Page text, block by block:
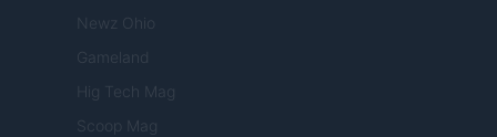
Newz Ohio
Gameland
Hig Tech Mag
Scoop Mag